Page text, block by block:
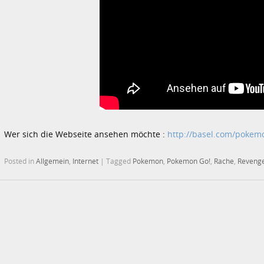
Wer sich die Webseite ansehen möchte : http://basel.com/
Posted inAllgemein Internet | Tagged Pokemon Pokemon Go! Rache